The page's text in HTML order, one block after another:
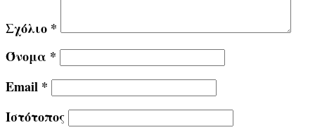
Σχόλιο *
Όνομα *
Email *
Ιστότοπος